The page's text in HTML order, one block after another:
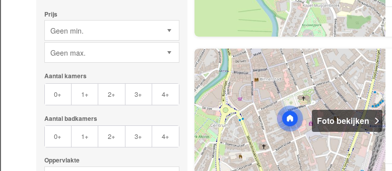
Prijs
Geen min.
Geen max.
Aantal kamers
0+ 1+ 2+ 3+ 4+
Aantal badkamers
0+ 1+ 2+ 3+ 4+
Oppervlakte
Foto bekijken